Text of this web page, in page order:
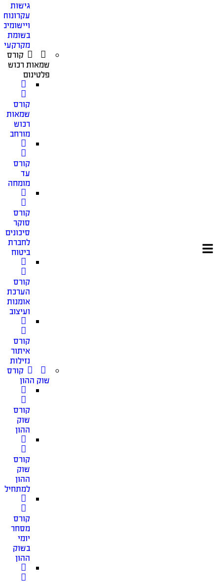
גישות
עקרונות
ויישומים
בשומת
מקרקעין
קורס
שמאות רכוש
פלטינום
קורס
שמאות
רכוש
מורחב
קורס
עד
מומחה
קורס
סוקר
סיכונים
לחברת
ביטוח
קורס
הערכת
אומנות
ועיצוב
קורס
איתור
נזילות
קורס
שוק ההון
קורס
שוק
ההון
קורס
שוק
ההון
קורס
מסחר
יומי
בשוק
ההון